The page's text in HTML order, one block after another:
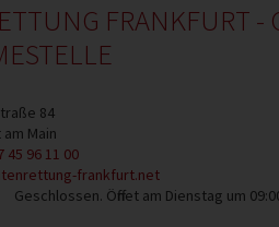
FRANKFURT -
84
Main
45 96 11 00
frankfurt.net
Geschlossen. Öffnet am Dienstag um